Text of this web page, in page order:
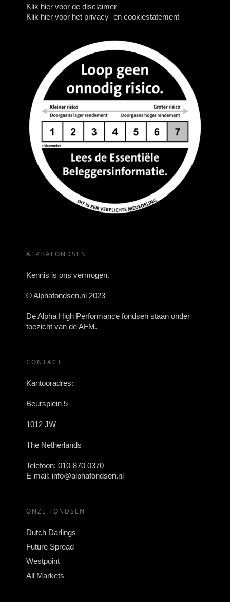
Klik hier voor de disclaimer
Klik hier voor het privacy- en cookiestatement
ALPHAFONDSEN
Kennis is ons vermogen.
© Alphafondsen.nl 2023
De Alpha High Performance fondsen staan onder
toezicht van de AFM.
CONTACT
Kantooradres:
Beursplein 5
1012 JW
The Netherlands
Telefoon: 010-870 0370
E-mail: info@alphafondsen.nl
ONZE FONDSEN
Dutch Darlings
Future Spread
Westpoint
All Markets